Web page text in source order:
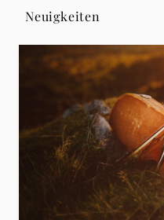
Deutsche
Grammophon
Neuigkeiten